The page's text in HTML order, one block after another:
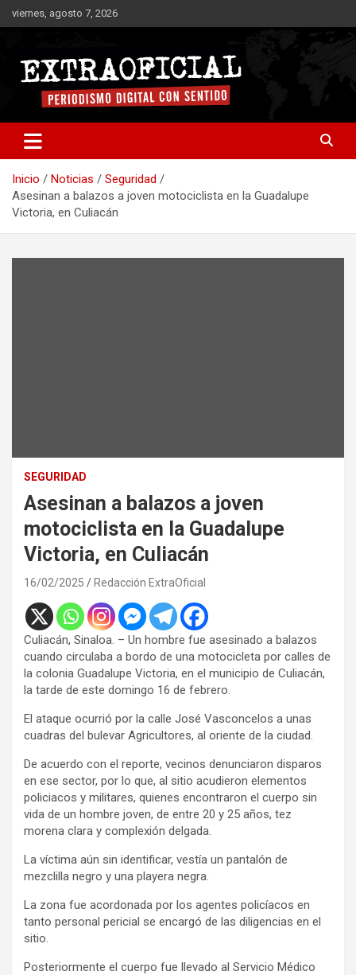
Saltar
al
viernes, agosto 7, 2026
Extraoficial
Inicio Noticias
Seguridad
Asesinan a balazos a joven motociclista en la Guadalupe
Victoria, en Culiacán
SEGURIDAD
Asesinan a balazos a joven
motociclista en la Guadalupe
Victoria, en Culiacán
16/02/2025 Redacción ExtraOficial
Culiacán, Sinaloa. – Un hombre fue asesinado a balazos
cuando circulaba a bordo de una motocicleta por calles de
la colonia Guadalupe Victoria, en el municipio de Culiacán,
la tarde de este domingo 16 de febrero.
El ataque ocurrió por la calle José Vasconcelos a unas
cuadras del bulevar Agricultores, al oriente de la ciudad.
De acuerdo con el reporte, vecinos denunciaron disparos
en ese sector, por lo que, al sitio acudieron elementos
policiacos y militares, quienes encontraron el cuerpo sin
vida de un hombre joven, de entre 20 y 25 años, tez
morena clara y complexión delgada.
La víctima aún sin identificar, vestía un pantalón de
mezclilla negro y una playera negra.
La zona fue acordonada por los agentes policíacos en
tanto personal pericial se encargó de las diligencias en el
sitio.
Posteriormente el cuerpo fue llevado al Servicio Médico